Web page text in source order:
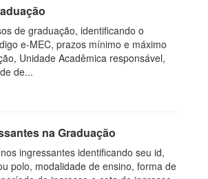
de graduação, identificando o
e-MEC, prazos mínimo e máximo
Unidade Acadêmica responsável,
de...
na Graduação
ingressantes identificando seu id,
polo, modalidade de ensino, forma de